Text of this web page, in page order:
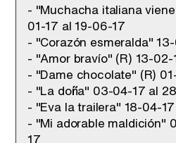
- "Muchacha italiana
01-17 al 19-06-17
- "Corazón esmeralda"
- "Amor bravío" (R) 13-
- "Dame chocolate" (R)
- "La doña" 03-04-17 al
- "Eva la trailera" 18-04-
- "Mi adorable maldición"
17